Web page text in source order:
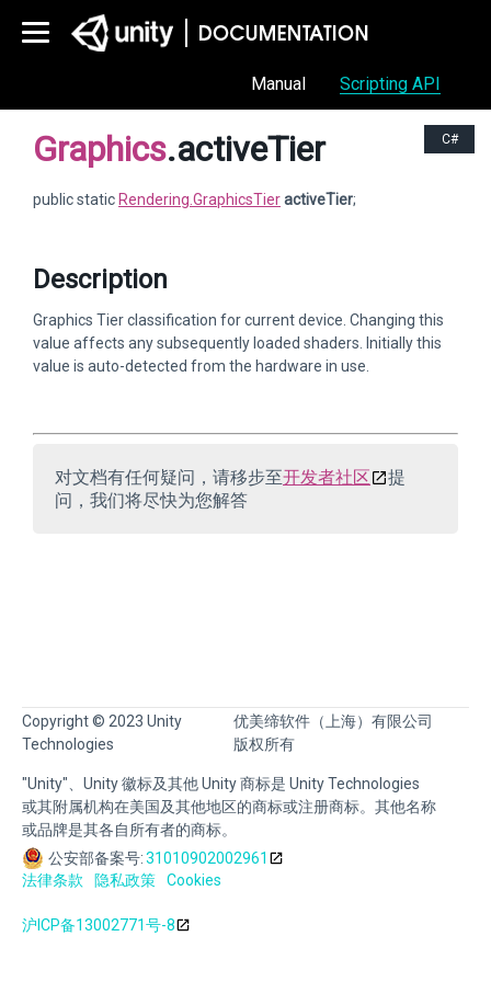
Manual Scripting API
C#
Graphics.activeTier
public static Rendering.GraphicsTieractiveTier;
Description
Graphics Tier classification for current device. Changing this
value affects any subsequently loaded shaders. Initially this
value is auto-detected from the hardware in use.
对文档有任何疑问，请移步至开发者社区
提
问，我们将尽快为您解答
Copyright © 2023 Unity
Technologies
优美缔软件（上海）有限公司
版权所有
"Unity"、Unity 徽标及其他 Unity 商标是 Unity Technologies
或其附属机构在美国及其他地区的商标或注册商标。其他名称
或品牌是其各自所有者的商标。
公安部备案号:31010902002961
法律条款
隐私政策 Cookies
沪ICP备13002771号-8